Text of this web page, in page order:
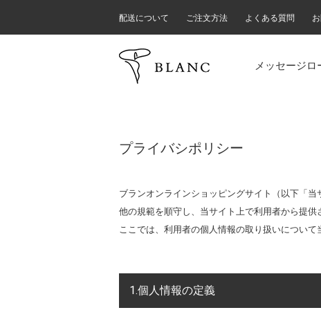
配送について ご注文方法 よくある質問
メッセージロ
プライバシポリシー
ブランオンラインショッピングサイト（以下「
他の規範を順守し、当サイト上で利用者から提供
ここでは、利用者の個人情報の取り扱いについ
1.個人情報の定義